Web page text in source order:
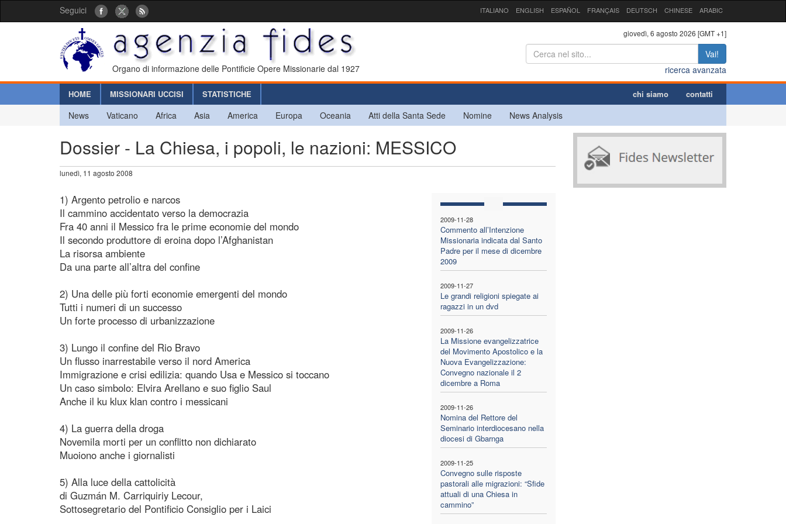
Seguici ITALIANO ENGLISH ESPAÑOL FRANÇAIS DEUTSCH CHINESE ARABIC
Organo di informazione delle Pontificie Opere Missionarie dal 1927
giovedì, 6 agosto 2026 [GMT +1]
Vai!
ricerca avanzata
HOME MISSIONARI UCCISI STATISTICHE chi siamo contatti
News Vaticano Africa Asia America Europa Oceania Atti della Santa Sede Nomine News Analysis
Dossier - La Chiesa, i popoli, le nazioni: MESSICO
lunedì, 11 agosto 2008
2009-11-28
Commento all’Intenzione
Missionaria indicata dal Santo
Padre per il mese di dicembre
2009
2009-11-27
Le grandi religioni spiegate ai
ragazzi in un dvd
2009-11-26
La Missione evangelizzatrice
del Movimento Apostolico e la
Nuova Evangelizzazione:
Convegno nazionale il 2
dicembre a Roma
2009-11-26
Nomina del Rettore del
Seminario interdiocesano nella
diocesi di Gbarnga
2009-11-25
Convegno sulle risposte
pastorali alle migrazioni: “Sfide
attuali di una Chiesa in
cammino”
1) Argento petrolio e narcos
Il cammino accidentato verso la democrazia
Fra 40 anni il Messico fra le prime economie del mondo
Il secondo produttore di eroina dopo l’Afghanistan
La risorsa ambiente
Da una parte all’altra del confine
2) Una delle più forti economie emergenti del mondo
Tutti i numeri di un successo
Un forte processo di urbanizzazione
3) Lungo il confine del Rio Bravo
Un flusso inarrestabile verso il nord America
Immigrazione e crisi edilizia: quando Usa e Messico si toccano
Un caso simbolo: Elvira Arellano e suo figlio Saul
Anche il ku klux klan contro i messicani
4) La guerra della droga
Novemila morti per un conflitto non dichiarato
Muoiono anche i giornalisti
5) Alla luce della cattolicità
di Guzmán M. Carriquiriy Lecour,
Sottosegretario del Pontificio Consiglio per i Laici